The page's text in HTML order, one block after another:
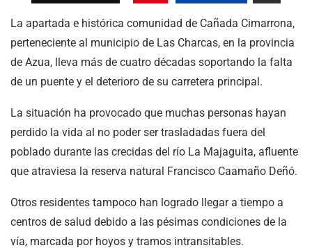
La apartada e histórica comunidad de Cañada Cimarrona,
perteneciente al municipio de Las Charcas, en la provincia
de Azua, lleva más de cuatro décadas soportando la falta
de un puente y el deterioro de su carretera principal.
La situación ha provocado que muchas personas hayan
perdido la vida al no poder ser trasladadas fuera del
poblado durante las crecidas del río La Majaguita, afluente
que atraviesa la reserva natural Francisco Caamaño Deñó.
Otros residentes tampoco han logrado llegar a tiempo a
centros de salud debido a las pésimas condiciones de la
vía, marcada por hoyos y tramos intransitables.